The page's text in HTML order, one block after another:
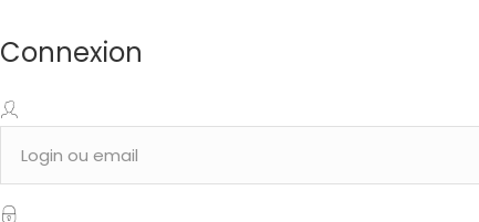
Connexion